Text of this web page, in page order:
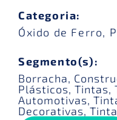
Categoria:
Óxido de Ferro,
Segmento(s):
Borracha,
Plásticos, Tintas,
Automotivas,
Decorativas,